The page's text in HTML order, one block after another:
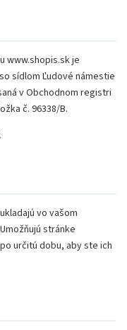
www.shopis.sk je
sídlom Ľudové námestie
v Obchodnom registri
č. 96338/B.
vo vašom
stránke
určitú dobu, aby ste ich